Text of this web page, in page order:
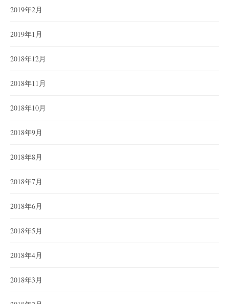
2019年2月
2019年1月
2018年12月
2018年11月
2018年10月
2018年9月
2018年8月
2018年7月
2018年6月
2018年5月
2018年4月
2018年3月